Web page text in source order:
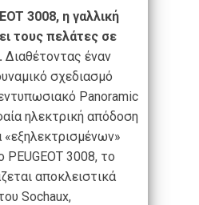
3008, η γαλλική
τους πελάτες σε
Διαθέτοντας έναν
σχεδιασμό
Panoramic
ηλεκτρική απόδοση
«εξηλεκτρισμένων»
PEUGEOT 3008, το
αποκλειστικά
Sochaux,